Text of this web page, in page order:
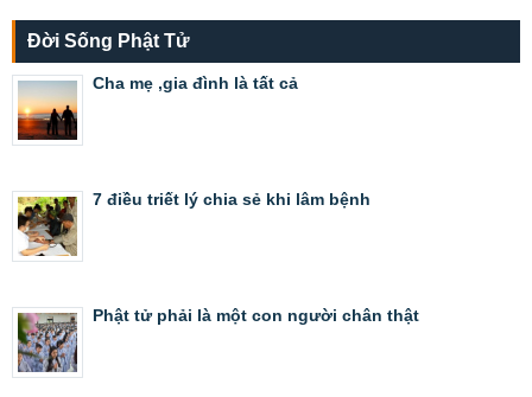
Đời Sống Phật Tử
Cha mẹ ,gia đình là tất cả
7 điều triết lý chia sẻ khi lâm bệnh
Phật tử phải là một con người chân thật